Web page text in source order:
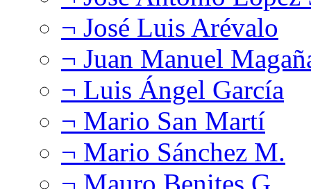
¬ José Luis Arévalo
¬ Juan Manuel
¬ Luis Ángel García
¬ Mario San Martí
¬ Mario Sánchez M.
¬ Mauro Benites G.